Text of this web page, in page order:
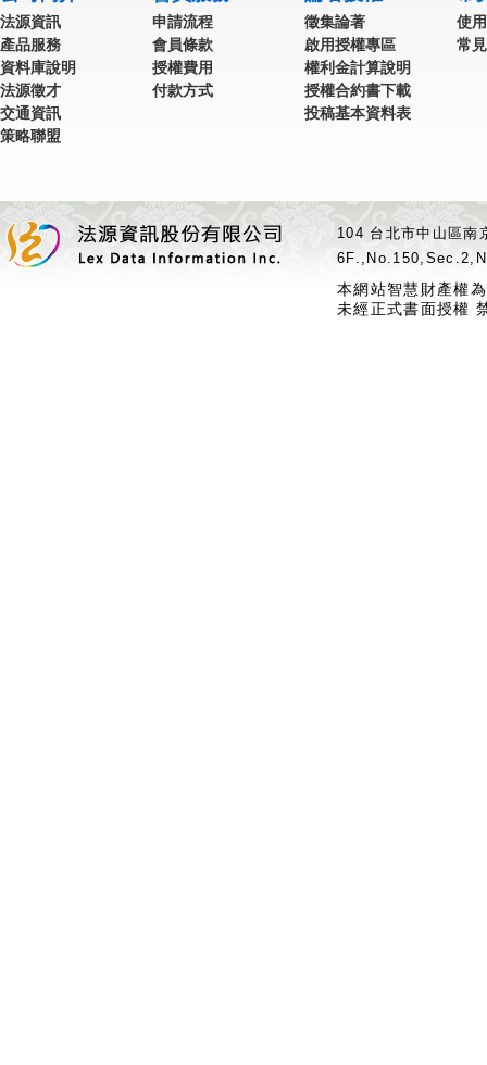
法源資訊
產品服務
資料庫說明
法源徵才
交通資訊
策略聯盟
申請流程
會員條款
授權費用
付款方式
徵集論著
啟用授權專區
權利金計算說明
授權合約書下載
投稿基本資料表
使
常
104 台北市中山區
本網站智慧財產權
未經正式書面授權